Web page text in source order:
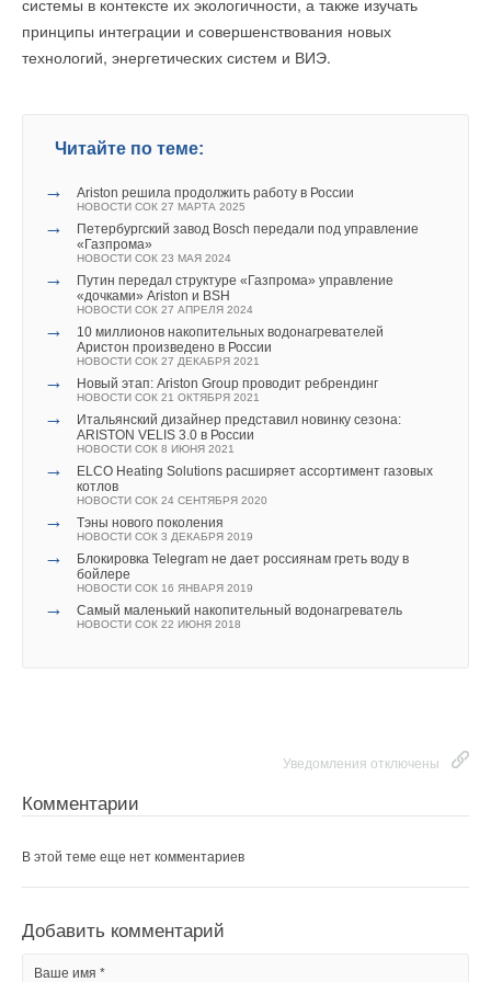
системы в контексте их экологичности, а также изучать
принципы интеграции и совершенствования новых
технологий, энергетических систем и ВИЭ.
Читайте по теме:
→ Ariston решила продолжить работу в России
НОВОСТИ СОК 27 МАРТА 2025
→
Петербургский завод Bosch передали под управление
«Газпрома»
НОВОСТИ СОК 23 МАЯ 2024
→
Путин передал структуре «Газпрома» управление
«дочками» Ariston и BSH
НОВОСТИ СОК 27 АПРЕЛЯ 2024
→
10 миллионов накопительных водонагревателей
Аристон произведено в России
НОВОСТИ СОК 27 ДЕКАБРЯ 2021
→ Новый этап: Ariston Group проводит ребрендинг
НОВОСТИ СОК 21 ОКТЯБРЯ 2021
→
Итальянский дизайнер представил новинку сезона:
ARISTON VELIS 3.0 в России
НОВОСТИ СОК 8 ИЮНЯ 2021
→
ELCO Heating Solutions расширяет ассортимент газовых
котлов
НОВОСТИ СОК 24 СЕНТЯБРЯ 2020
→ Тэны нового поколения
НОВОСТИ СОК 3 ДЕКАБРЯ 2019
→
Блокировка Telegram не дает россиянам греть воду в
бойлере
НОВОСТИ СОК 16 ЯНВАРЯ 2019
→ Самый маленький накопительный водонагреватель
НОВОСТИ СОК 22 ИЮНЯ 2018
Уведомления отключены
Комментарии
В этой теме еще нет комментариев
Добавить комментарий
Ваше имя *
В этой теме еще нет комментариев
Ваше имя *
Ваш E-mail *
Текст комментария
Уведомления отключены
В этой теме еще нет комментариев
Добавить комментарий
Ваше имя *
Ваш E-mail *
Текст комментария
Теплогенераторы сертифицированы согласно ZP 3100
от DVGW Cert GmbH. Это означает, что новое поколение
котлов уже готовы к будущему, когда в газовые сети начнут
Специалисты по монтажу также смогут оценить
преимущества интеллектуального контроллера горения:
благодаря Lambda Pro отпадает необходимость наладки
котла под тип газа. Регулятор горения сам распознает
соответствующий тип газа и автоматически подстроит под
него работу котла Vitodens.
Простое и понятное управление
Новое поколение котлов Vitodens 100 оснащено панелью
управления с простым и понятным в использовании
сенсорным 3.5-дюймовым дисплеем. Панель управления
отличается также тонким дизайном в стиле «Blackpanel».
Панель позволяет управлять системами отопления
с прямым и / или смесительным контуром отопления.
Комфорт и надежность благодаря встроенному модулю
сервисным партнером. Пользователь может управлять своей
системой отопления в любое время с помощью приложения
для специализированной сервисной компании, которая
партнеру распознавать необходимость технического